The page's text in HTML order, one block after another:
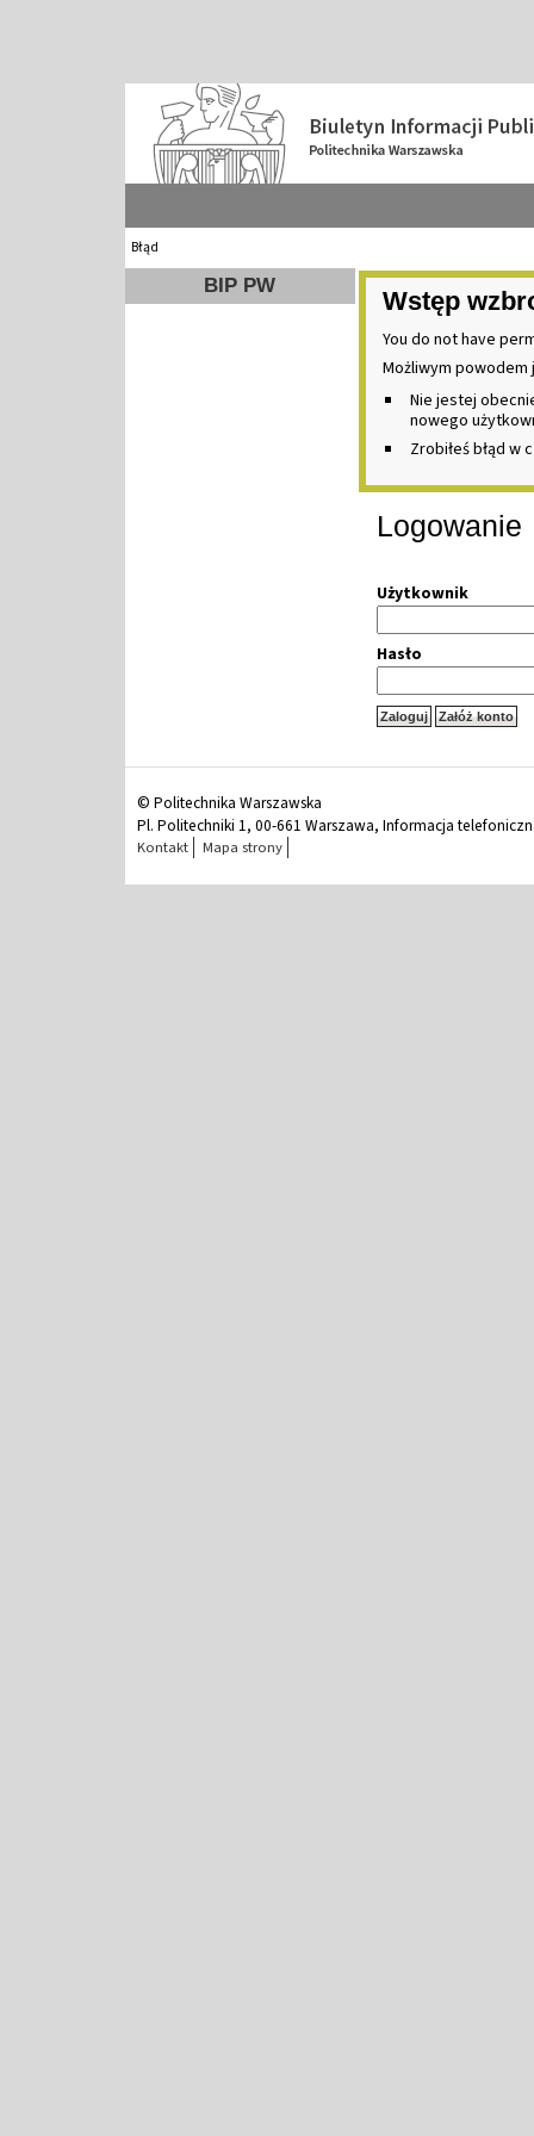
Błąd
BIP PW
Wstęp
You do not have
Możliwym powodem
Nie jestej
nowego
Zrobiłeś błąd w
Logowanie
Użytkownik
Hasło
© Politechnika Warszawska
Pl. Politechniki 1, 00-661 Warszawa, Informacja
Kontakt Mapa strony